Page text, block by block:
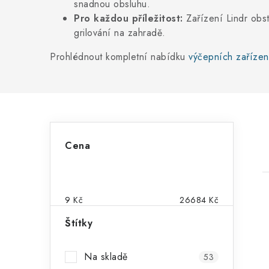
snadnou obsluhu.
Pro každou příležitost: Zařízení Lindr
grilování na zahradě.
Prohlédnout kompletní nabídku výčepních
t
Cena
9 Kč 26684 Kč
Štítky
Na skladě 53